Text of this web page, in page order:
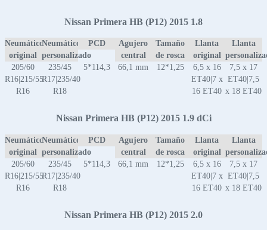
Nissan Primera HB (P12) 2015 1.8
Neumático
original
Neumático
personalizado
PCD
Agujero
central
Tamaño
de rosca
Llanta
original
Llanta
205/60
R16|215/55
R16
235/45
R17|235/40
R18
5*114,3 66,1 mm 12*1,25
6,5 x 16
ET40|7 x
16 ET40
7,5 x 17
ET40|7,5
x 18 ET40
Nissan Primera HB (P12) 2015 1.9 dCi
Neumático
original
Neumático
personalizado
PCD
Agujero
central
Tamaño
de rosca
Llanta
original
Llanta
205/60
R16|215/55
R16
235/45
R17|235/40
R18
5*114,3 66,1 mm 12*1,25
6,5 x 16
ET40|7 x
16 ET40
7,5 x 17
ET40|7,5
x 18 ET40
Nissan Primera HB (P12) 2015 2.0